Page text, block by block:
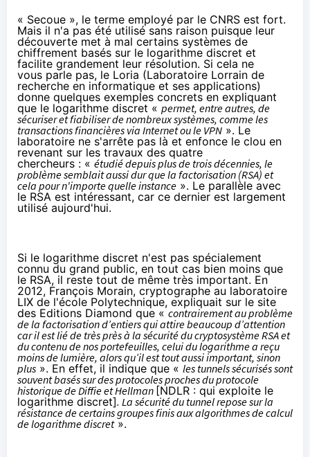
« Secoue », le terme employé par le CNRS est fort.
Mais il n'a pas été utilisé sans raison puisque leur
découverte met à mal certains systèmes de
chiffrement basés sur le logarithme discret et
facilite grandement leur résolution. Si cela ne
vous parle pas, le Loria (Laboratoire Lorrain de
recherche en informatique et ses applications)
donne quelques exemples concrets en expliquant
que le logarithme discret « permet, entre autres, de
sécuriser et fiabiliser de nombreux systèmes, comme les
transactions financières via Internet ou le VPN ». Le
laboratoire ne s'arrête pas là et enfonce le clou en
revenant sur les travaux des quatre
chercheurs : « étudié depuis plus de trois décennies, le
problème semblait aussi dur que la factorisation (RSA) et
cela pour n'importe quelle instance ». Le parallèle avec
le RSA est intéressant, car ce dernier est largement
utilisé aujourd'hui.
Si le logarithme discret n'est pas spécialement
connu du grand public, en tout cas bien moins que
le RSA, il reste tout de même très important. En
2012, François Morain, cryptographe au laboratoire
LIX de l'école Polytechnique, expliquait sur le site
des Editions Diamond que «contrairement au problème
de la factorisation d’entiers qui attire beaucoup d’attention
car il est lié de très près à la sécurité du cryptosystème RSA et
du contenu de nos portefeuilles, celui du logarithme a reçu
moins de lumière, alors qu’il est tout aussi important, sinon
plus ». En effet, il indique que « les tunnels sécurisés sont
souvent basés sur des protocoles proches du protocole
historique de Diffie et Hellman [NDLR : qui exploite le
logarithme discret]. La sécurité du tunnel repose sur la
résistance de certains groupes finis aux algorithmes de calcul
de logarithme discret».